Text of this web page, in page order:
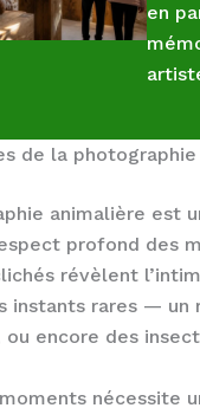
en
de la
animalière est
profond des
révèlent
instants rares — un
encore des
nécessite